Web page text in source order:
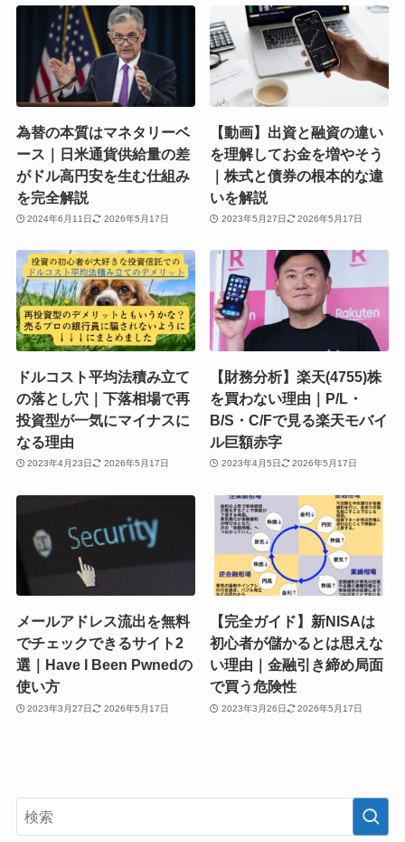
為替の本質はマネタリーベ
ース｜日米通貨供給量の差
がドル高円安を生む仕組み
を完全解説
2024年6月11日 2026年5月17日
【動画】出資と融資の違い
を理解してお金を増やそう
｜株式と債券の根本的な違
いを解説
2023年5月27日 2026年5月17日
ドルコスト平均法積み立て
の落とし穴｜下落相場で再
投資型が一気にマイナスに
なる理由
2023年4月23日 2026年5月17日
【財務分析】楽天(4755)株
を買わない理由｜P/L・
B/S・C/Fで見る楽天モバイ
ル巨額赤字
2023年4月5日 2026年5月17日
メールアドレス流出を無料
でチェックできるサイト2
選｜Have I Been Pwnedの
使い方
2023年3月27日 2026年5月17日
【完全ガイド】新NISAは
初心者が儲かるとは思えな
い理由｜金融引き締め局面
で買う危険性
2023年3月26日 2026年5月17日